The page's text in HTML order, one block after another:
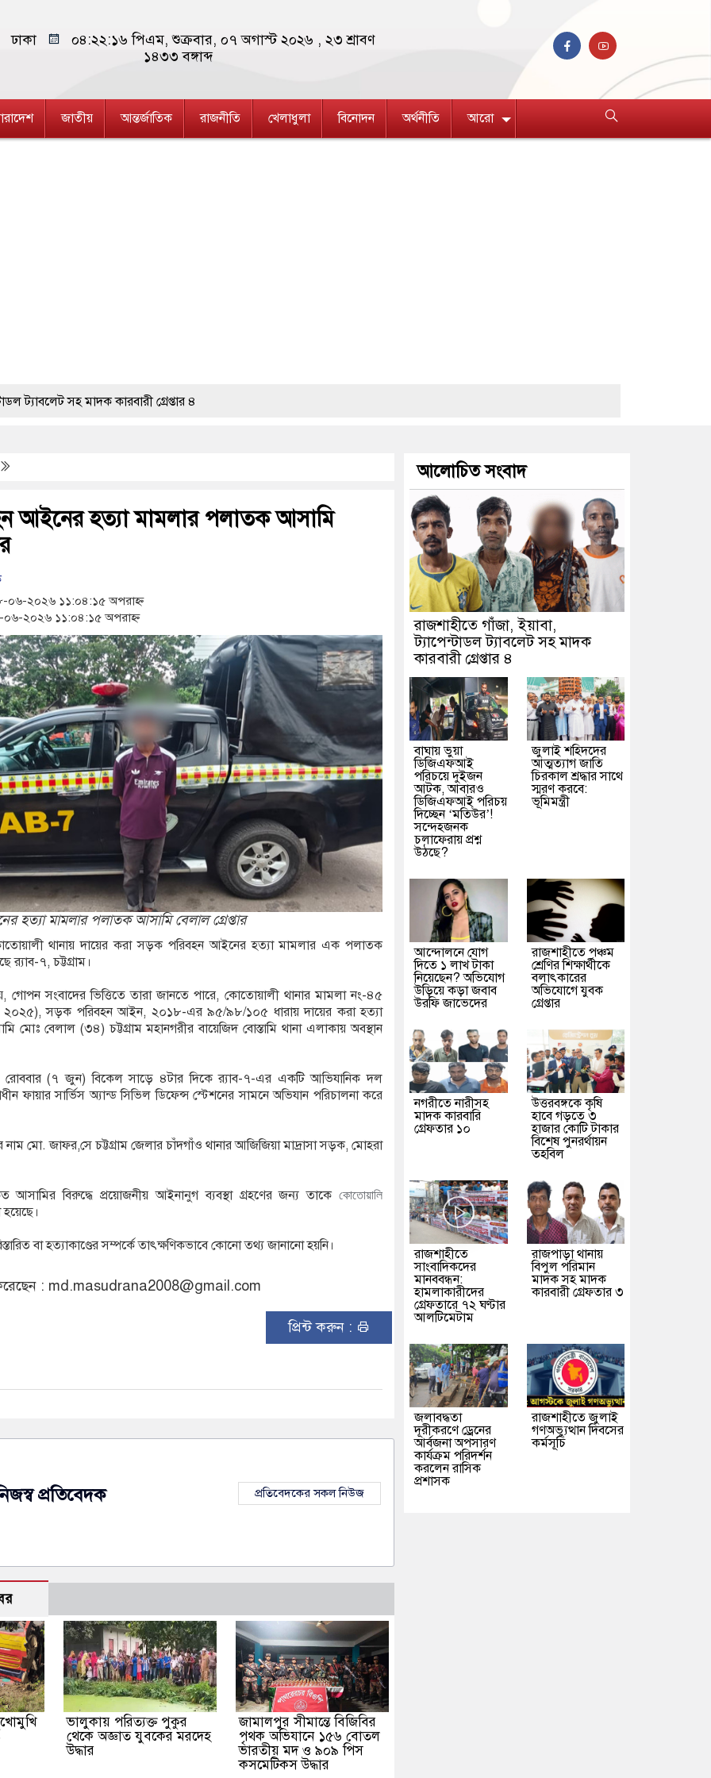
ঢাকা ০৪:২২:১৭ পিএম, শুক্রবার, ০৭ অগাস্ট ২০২৬ , ২৩ শ্রাবণ
১৪৩৩ বঙ্গাব্দ
জাতীয় আন্তর্জাতিক রাজনীতি খেলাধুলা বিনোদন অর্থনীতি আরো
মাদক কারবারী গ্রেপ্তার ৪
উঠছে?
মাদক কারবারি গ্রেপ্তার
মাদক কারবারী গ্রেপ্তার, ৬
মানববন্ধন
ক্ষতিগ্রস্ত ১১ লাখ মানুষ
আইনের হত্যা মামলার পলাতক আসামি
২০২৬ ১১:০৪:১৫ অপরাহ্ন
২০২৬ ১১:০৪:১৫ অপরাহ্ন
হত্যা মামলার পলাতক আসামি বেলাল গ্রেপ্তার
থানায় দায়ের করা সড়ক পরিবহন আইনের হত্যা মামলার এক পলাতক
র‌্যাব-৭, চট্টগ্রাম।
গোপন সংবাদের ভিত্তিতে তারা জানতে পারে, কোতোয়ালী থানার মামলা নং-৪৫
২০২৫), সড়ক পরিবহন আইন, ২০১৮-এর ৯৫/৯৮/১০৫ ধারায় দায়ের করা হত্যা
মোঃ বেলাল (৩৪) চট্টগ্রাম মহানগরীর বায়েজিদ বোস্তামি থানা এলাকায় অবস্থান
রোববার (৭ জুন) বিকেল সাড়ে ৪টার দিকে র‍্যাব-৭-এর একটি আভিযানিক দল
ফায়ার সার্ভিস অ্যান্ড সিভিল ডিফেন্স স্টেশনের সামনে অভিযান পরিচালনা করে
নাম মো. জাফর,সে চট্টগ্রাম জেলার চাঁদগাঁও থানার আজিজিয়া মাদ্রাসা সড়ক, মোহরা
আসামির বিরুদ্ধে প্রয়োজনীয় আইনানুগ ব্যবস্থা গ্রহণের জন্য তাকে কোতোয়ালি
হয়েছে।
বা হত্যাকাণ্ডের সম্পর্কে তাৎক্ষণিকভাবে কোনো তথ্য জানানো হয়নি।
: md.masudrana2008@gmail.com
প্রিন্ট করুন :
প্রতিবেদক প্রতিবেদকের সকল নিউজ
ভালুকায় পরিত্যক্ত পুকুর
থেকে অজ্ঞাত যুবকের মরদেহ
উদ্ধার
জামালপুর সীমান্তে বিজিবির
পৃথক অভিযানে ১৫৬ বোতল
ভারতীয় মদ ও ৯০৯ পিস
কসমেটিকস উদ্ধার
আলোচিত সংবাদ
রাজশাহীতে গাঁজা, ইয়াবা,
ট্যাপেন্টাডল ট্যাবলেট সহ মাদক
কারবারী গ্রেপ্তার ৪
বাঘায় ভুয়া
ডিজিএফআই
পরিচয়ে দুইজন
আটক, আবারও
ডিজিএফআই পরিচয়
দিচ্ছেন ‘মতিউর’!
সন্দেহজনক
চলাফেরায় প্রশ্ন
উঠছে?
জুলাই শহিদদের
আত্মত্যাগ জাতি
চিরকাল শ্রদ্ধার সাথে
স্মরণ করবে:
ভূমিমন্ত্রী
আন্দোলনে যোগ
দিতে ১ লাখ টাকা
নিয়েছেন? অভিযোগ
উড়িয়ে কড়া জবাব
উরফি জাভেদের
রাজশাহীতে পঞ্চম
শ্রেণির শিক্ষার্থীকে
বলাৎকারের
অভিযোগে যুবক
গ্রেপ্তার
নগরীতে নারীসহ
মাদক কারবারি
গ্রেফতার ১০
উত্তরবঙ্গকে কৃষি
হাবে গড়তে ৩
হাজার কোটি টাকার
বিশেষ পুনরর্থায়ন
তহবিল
রাজশাহীতে
সাংবাদিকদের
মানববন্ধন:
হামলাকারীদের
গ্রেফতারে ৭২ ঘণ্টার
আলটিমেটাম
রাজপাড়া থানায়
বিপুল পরিমান
মাদক সহ মাদক
কারবারী গ্রেফতার ৩
জলাবদ্ধতা
দূরীকরণে ড্রেনের
আর্বজনা অপসারণ
কার্যক্রম পরিদর্শন
করলেন রাসিক
প্রশাসক
রাজশাহীতে জুলাই
গণঅভ্যুত্থান দিবসের
কর্মসূচি